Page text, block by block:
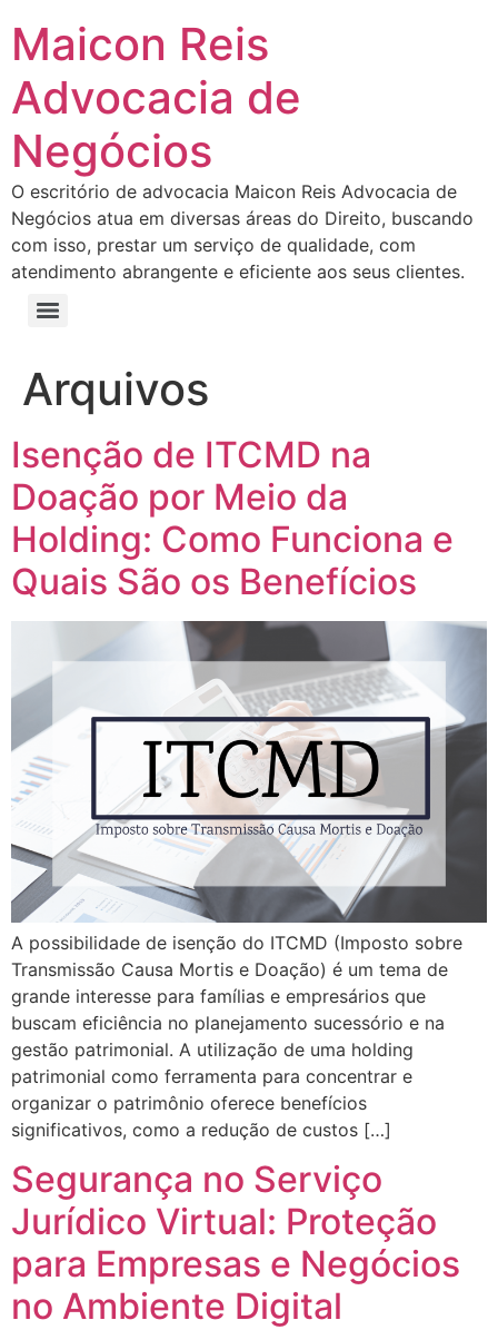
Maicon Reis
Advocacia de
Negócios
O escritório de advocacia Maicon Reis Advocacia de
Negócios atua em diversas áreas do Direito, buscando
com isso, prestar um serviço de qualidade, com
atendimento abrangente e eficiente aos seus clientes.
Arquivos
Isenção de ITCMD na
Doação por Meio da
Holding: Como Funciona e
Quais São os Benefícios
A possibilidade de isenção do ITCMD (Imposto sobre
Transmissão Causa Mortis e Doação) é um tema de
grande interesse para famílias e empresários que
buscam eficiência no planejamento sucessório e na
gestão patrimonial. A utilização de uma holding
patrimonial como ferramenta para concentrar e
organizar o patrimônio oferece benefícios
significativos, como a redução de custos […]
Segurança no Serviço
Jurídico Virtual: Proteção
para Empresas e Negócios
no Ambiente Digital